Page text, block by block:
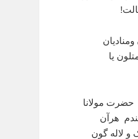
یا
حضرت مولانا
هرآن
لاله گون